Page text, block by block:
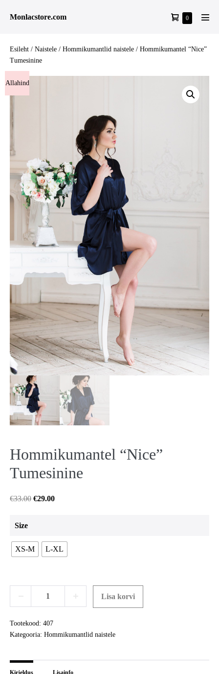
Monlacstore.com
Shopping
0Items
Esileht / Naistele / Hommikumantlid naistele / Hommikumantel “Nice”
Tumesinine
Allahind
Hommikumantel “Nice”
Tumesinine
€33.00 Algne
€29.00Current
Size
XS-M L-XL
Hommikumantel
“Nice”
kogus
Lisa korvi
Tootekood: 407
Kategooria: Hommikumantlid naistele
Kirjeldus Lisainfo